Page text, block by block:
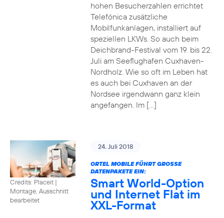
hohen Besucherzahlen errichtet
Telefónica zusätzliche
Mobilfunkanlagen, installiert auf
speziellen LKWs. So auch beim
Deichbrand-Festival vom 19. bis 22.
Juli am Seeflughafen Cuxhaven-
Nordholz. Wie so oft im Leben hat
es auch bei Cuxhaven an der
Nordsee irgendwann ganz klein
angefangen. Im […]
Credits: Placeit |
Montage, Ausschnitt
bearbeitet
24. Juli 2018
ORTEL MOBILE FÜHRT GROSSE D
ATENPAKETE EIN:
Smart World-Option
und Internet Flat im
XXL-Format